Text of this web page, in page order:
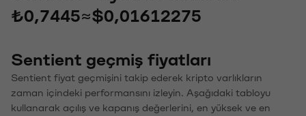
₺0,7445≈$0,01612275
Sentient geçmiş fiyatları
Sentient fiyat geçmişini takip ederek kripto varlıkların
zaman içindeki performansını izleyin. Aşağıdaki tabloyu
kullanarak açılış ve kapanış değerlerini, en yüksek ve en